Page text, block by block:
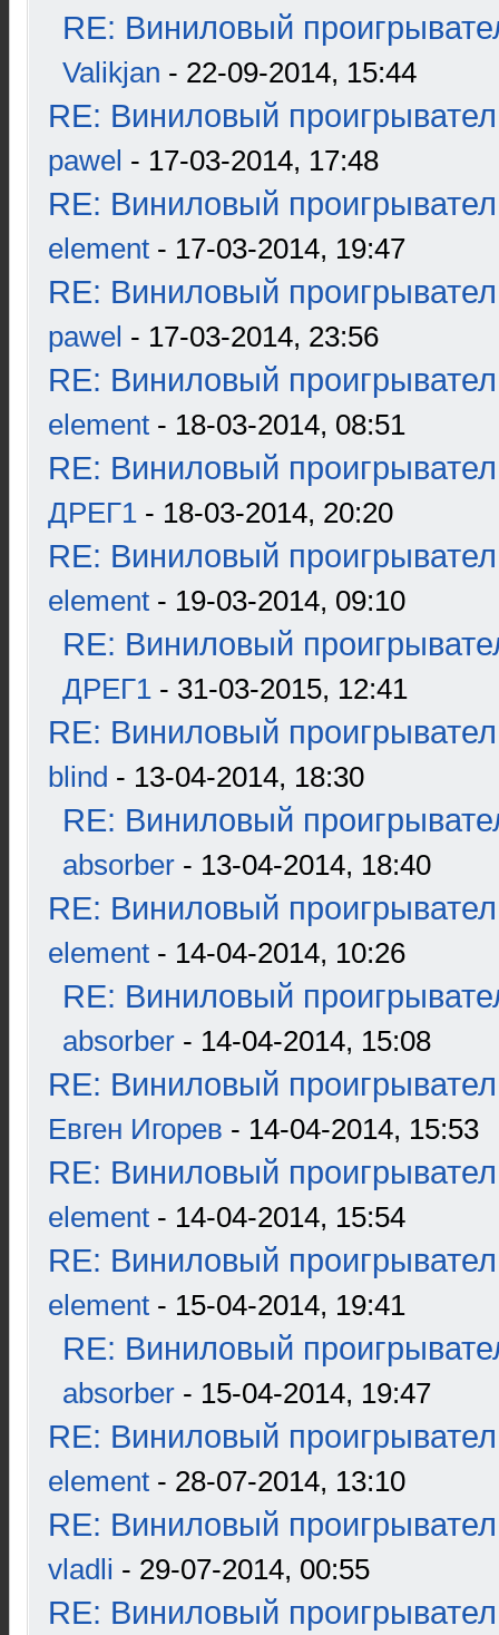
RE: Виниловый
Valikjan - 22-09-2014, 15:44
RE: Виниловый
pawel - 17-03-2014, 17:48
RE: Виниловый
element - 17-03-2014, 19:47
RE: Виниловый
pawel - 17-03-2014, 23:56
RE: Виниловый
element - 18-03-2014, 08:51
RE: Виниловый
ДРЕГ1 - 18-03-2014, 20:20
RE: Виниловый
element - 19-03-2014, 09:10
RE: Виниловый
ДРЕГ1 - 31-03-2015, 12:41
RE: Виниловый
blind - 13-04-2014, 18:30
RE: Виниловый
absorber - 13-04-2014, 18:40
RE: Виниловый
element - 14-04-2014, 10:26
RE: Виниловый
absorber - 14-04-2014, 15:08
RE: Виниловый
Евген Игорев - 14-04-2014, 15:53
RE: Виниловый
element - 14-04-2014, 15:54
RE: Виниловый
element - 15-04-2014, 19:41
RE: Виниловый
absorber - 15-04-2014, 19:47
RE: Виниловый
element - 28-07-2014, 13:10
RE: Виниловый
vladli - 29-07-2014, 00:55
RE: Виниловый